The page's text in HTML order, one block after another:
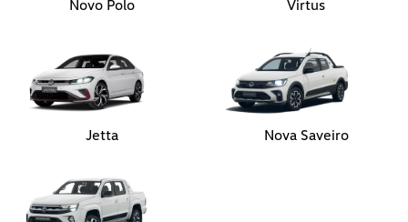
Novo Polo Virtus
Jetta Nova Saveiro